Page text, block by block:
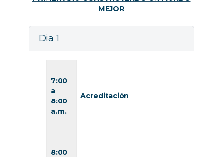
MEJOR
Dia 1
7:00
a
8:00
a.m.
Acreditación
8:00